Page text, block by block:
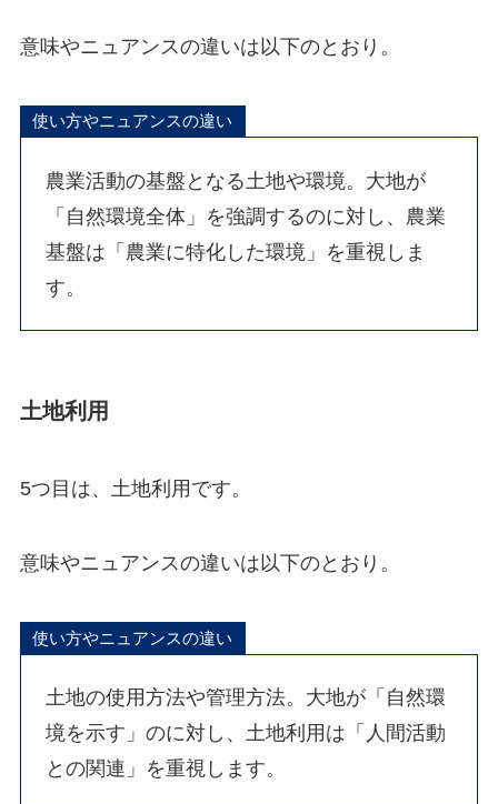
意味やニュアンスの違いは以下のとおり。
使い方やニュアンスの違い
農業活動の基盤となる土地や環境。大地が
「自然環境全体」を強調するのに対し、農業
基盤は「農業に特化した環境」を重視しま
す。
土地利用
5つ目は、土地利用です。
意味やニュアンスの違いは以下のとおり。
使い方やニュアンスの違い
土地の使用方法や管理方法。大地が「自然環
境を示す」のに対し、土地利用は「人間活動
との関連」を重視します。